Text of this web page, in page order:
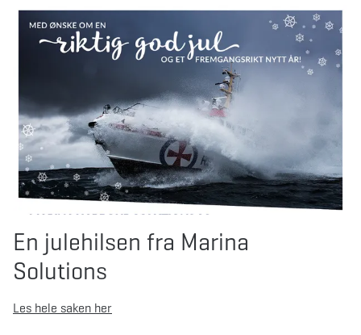
En julehilsen fra Marina
Solutions
Les hele saken her